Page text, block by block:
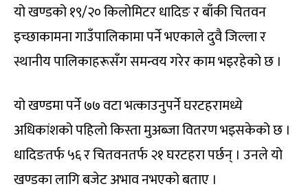
यो खण्डको १९/२० किलोमिटर धादिङ र बाँकी चितवन
इच्छाकामना गाउँपालिकामा पर्ने भएकाले दुवै जिल्ला र
स्थानीय पालिकाहरूसँग समन्वय गरेर काम भइरहेको छ ।
यो खण्डमा पर्ने ७७ वटा भत्काउनुपर्ने घरटहरामध्ये
अधिकांशको पहिलो किस्ता मुअब्जा वितरण भइसकेको छ ।
धादिङतर्फ ५६ र चितवनतर्फ २१ घरटहरा पर्छन् । उनले यो
खण्डका लागि बजेट अभाव नभएको बताए ।